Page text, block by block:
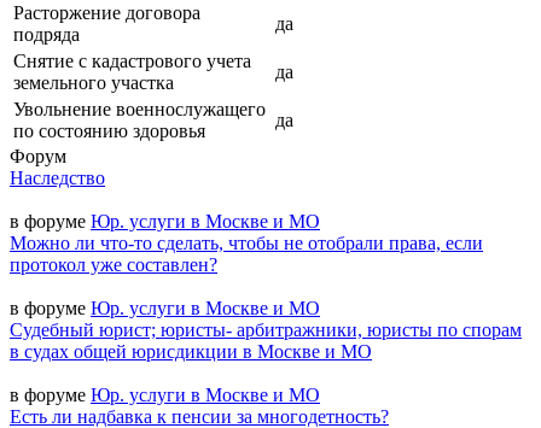
Расторжение договора
подряда
да
Снятие с кадастрового учета
земельного участка
да
Увольнение военнослужащего
по состоянию здоровья
да
Форум
Наследство
в форуме Юр. услуги в Москве и МО
Можно ли что-то сделать, чтобы не отобрали права, если
протокол уже составлен?
в форуме Юр. услуги в Москве и МО
Судебный юрист; юристы- арбитражники, юристы по спорам
в судах общей юрисдикции в Москве и МО
в форуме Юр. услуги в Москве и МО
Есть ли надбавка к пенсии за многодетность?